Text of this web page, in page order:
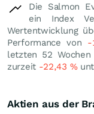
Die Salmon
ein Index
Wertentwicklung
Performance von -
letzten 52
zurzeit -22,43 %
Aktien aus der